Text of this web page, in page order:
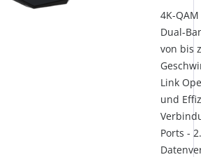
4K-
Dual-
von bis
Link
und
Ports -